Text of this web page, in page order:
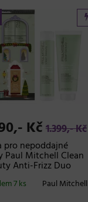
Kč 1.399,- Kč
pro nepoddajné
Paul Mitchell Clean
Anti-Frizz Duo
Paul Mitchell
7 ks